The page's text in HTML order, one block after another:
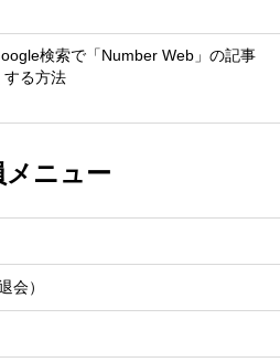
検索で「Number Web」の記事
する方法
メニュー
会）